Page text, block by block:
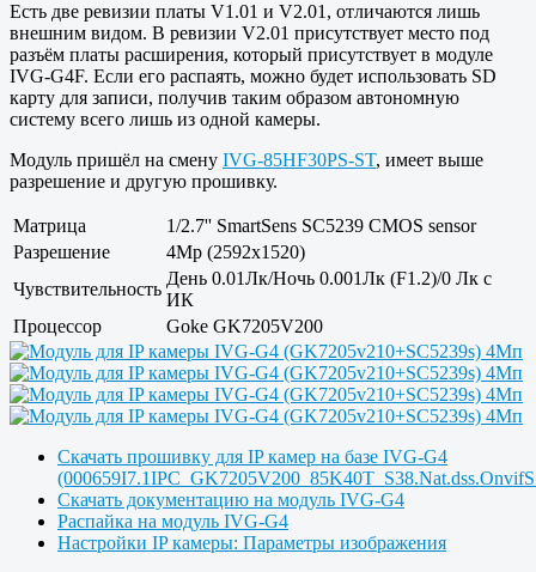
Есть две ревизии платы V1.01 и V2.01, отличаются лишь
внешним видом. В ревизии V2.01 присутствует место под
разъём платы расширения, который присутствует в модуле
IVG-G4F. Если его распаять, можно будет использовать SD
карту для записи, получив таким образом автономную
систему всего лишь из одной камеры.
Модуль пришёл на смену IVG-85HF30PS-ST, имеет выше
разрешение и другую прошивку.
Матрица
1/2.7'' SmartSens SC5239 CMOS sensor
Разрешение
4Mp (2592x1520)
Чувствительность
День 0.01Лк/Ночь 0.001Лк (F1.2)/0 Лк с
ИК
Процессор
Goke GK7205V200
Скачать прошивку для IP камер на базе IVG-G4
Скачать документацию на модуль IVG-G4
Распайка на модуль IVG-G4
Настройки IP камеры: Параметры изображения